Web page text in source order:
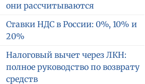
они рассчитываются
Ставки НДС в России: 0%, 10% и
20%
Налоговый вычет через ЛКН:
полное руководство по возврату
средств